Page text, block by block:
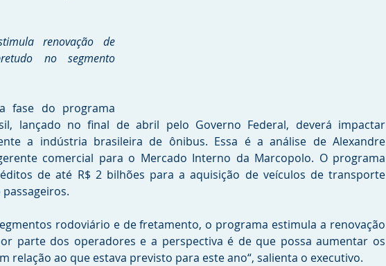
renovação de
no segmento
fase do programa
lançado no final de abril pelo Governo Federal, deverá impactar
a indústria brasileira de ônibus. Essa é a análise de Alexandre
comercial para o Mercado Interno da Marcopolo. O programa
de até R$ 2 bilhões para a aquisição de veículos de transporte
rodoviário e de fretamento, o programa estimula a renovação
parte dos operadores e a perspectiva é de que possa aumentar os
relação ao que estava previsto para este ano“, salienta o executivo.